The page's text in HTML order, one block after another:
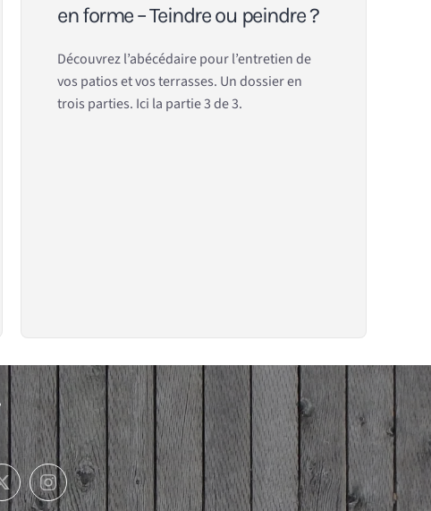
en forme – Teindre ou peindre ?
Découvrez l’abécédaire pour l’entretien de
vos patios et vos terrasses. Un dossier en
trois parties. Ici la partie 3 de 3.